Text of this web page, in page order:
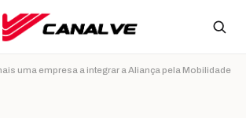
uma empresa a integrar a Aliança pela Mobilidade